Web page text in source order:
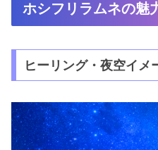
ホシフリラムネの魅
ヒーリング・夜空イメ